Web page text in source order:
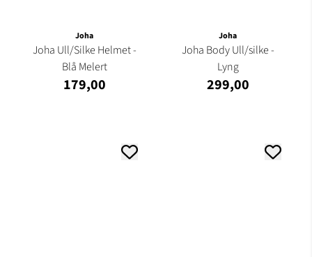
Joha
Joha Ull/Silke Helmet -
Blå Melert
179,00
Joha
Joha Body Ull/silke -
Lyng
299,00